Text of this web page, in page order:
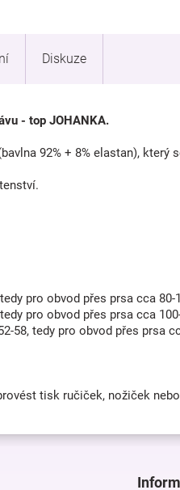
Diskuze
- top JOHANKA.
92% + 8% elastan), který
pro obvod přes prsa cca
pro obvod přes prsa cca
58, tedy pro obvod přes prsa
tisk ručiček, nožiček